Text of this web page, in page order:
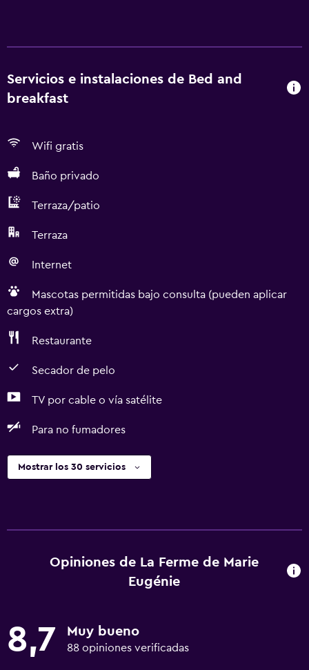
Servicios e instalaciones de Bed and
breakfast
Wifi gratis
Baño privado
Terraza/patio
Terraza
Internet
Mascotas permitidas bajo consulta (pueden aplicar
cargos extra)
Restaurante
Secador de pelo
TV por cable o vía satélite
Para no fumadores
Mostrar los 30 servicios
Opiniones de La Ferme de Marie
Eugénie
8,7 Muy bueno
88 opiniones verificadas